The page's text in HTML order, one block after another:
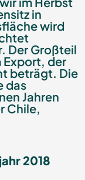
in
wird
Der Großteil
Export, der
beträgt. Die
das
Jahren
Chile,
2018